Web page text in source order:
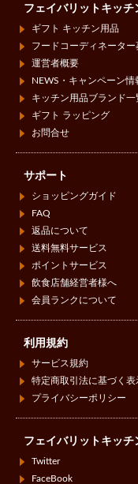
フェイバリットキッチ
ギフト キッチン用品
フードコーディネーター
運営者概要
NEWS・キャンペーン情
キッチン用品ブランド一
ギフト ラッピング
お問合せ
サポート
ショッピングガイド
FAQ
返品について
送料無料サービス
ポイントサービス
飲食店舗経営者様へ
会員ランクについて
利用規約
サービス規約
特定商取引法に基づく表
プライバシーポリシー
フェイバリットキッチ
Twitter
FaceBook